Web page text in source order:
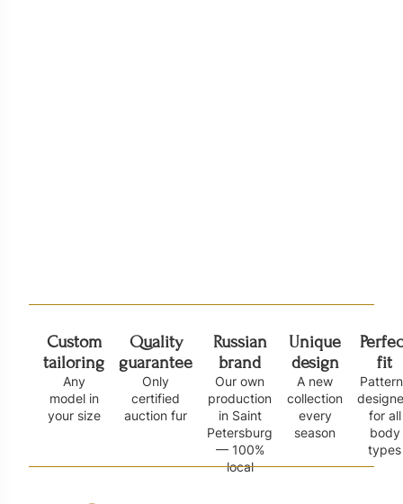
Custom
tailoring
Any
model in
your size
Quality
guarantee
Only
certified
auction fur
Russian
brand
Our own
production
in Saint
Petersburg
— 100%
local
Unique
design
A new
collection
every
season
fit
for all
body
types